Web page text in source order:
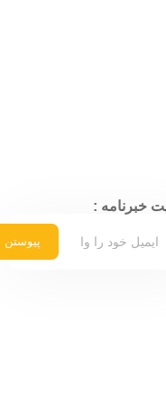
خبرنامه :
پیوستن